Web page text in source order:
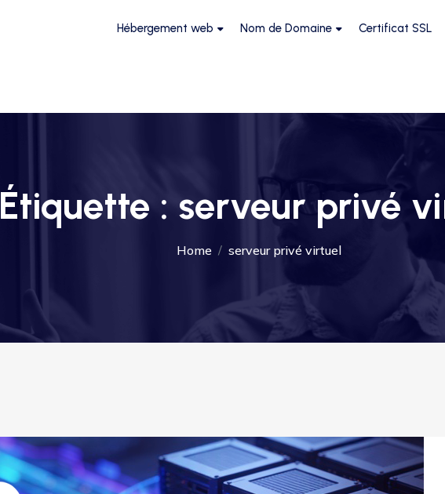
Hébergement web Nom de Domaine Certificat SSL
Étiquette : serveur privé
Home serveur privé virtuel